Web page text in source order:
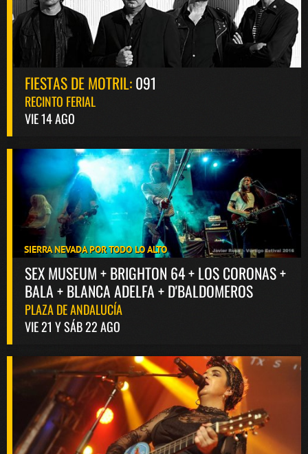
FIESTAS DE MOTRIL:091
RECINTO FERIAL
VIE 14 AGO
SIERRA NEVADA POR TODO LO ALTO
SEX MUSEUM + BRIGHTON 64 + LOS CORONAS +
BALA + BLANCA ADELFA + D'BALDOMEROS
PLAZA DE ANDALUCÍA
VIE 21 Y SÁB 22 AGO